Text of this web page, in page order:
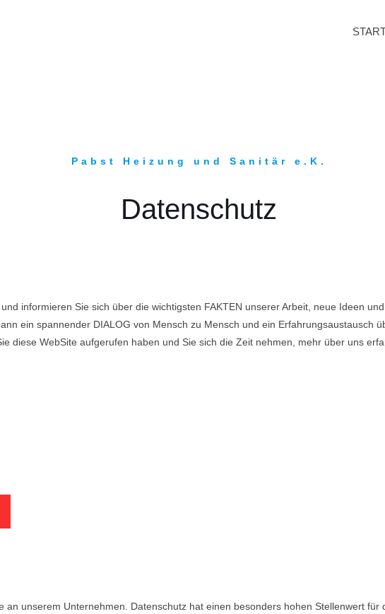
Pabst Heizung und Sanitär e.K.
Datenschutz
informieren Sie sich über die wichtigsten FAKTEN unserer Arbeit, neue Ideen
ein spannender DIALOG von Mensch zu Mensch und ein Erfahrungsaustausch
diese WebSite aufgerufen haben und Sie sich die Zeit nehmen, mehr über uns
an unserem Unternehmen. Datenschutz hat einen besonders hohen Stellenwert für